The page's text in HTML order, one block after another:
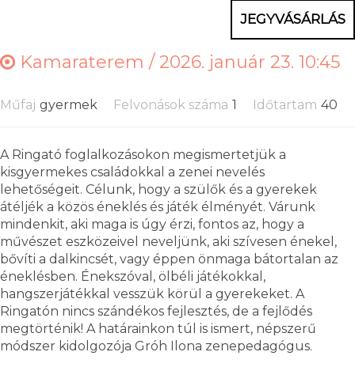
JEGYVÁSÁRLÁS
Kamaraterem /2026. január 23. 10:45
Műfaj gyermek Felvonások száma 1 Időtartam 40
A Ringató foglalkozásokon megismertetjük a
kisgyermekes családokkal a zenei nevelés
lehetőségeit. Célunk, hogy a szülők és a gyerekek
átéljék a közös éneklés és játék élményét. Várunk
mindenkit, aki maga is úgy érzi, fontos az, hogy a
művészet eszközeivel neveljünk, aki szívesen énekel,
bővíti a dalkincsét, vagy éppen önmaga bátortalan az
éneklésben. Énekszóval, ölbéli játékokkal,
hangszerjátékkal vesszük körül a gyerekeket. A
Ringatón nincs szándékos fejlesztés, de a fejlődés
megtörténik! A határainkon túl is ismert, népszerű
módszer kidolgozója Gróh Ilona zenepedagógus.